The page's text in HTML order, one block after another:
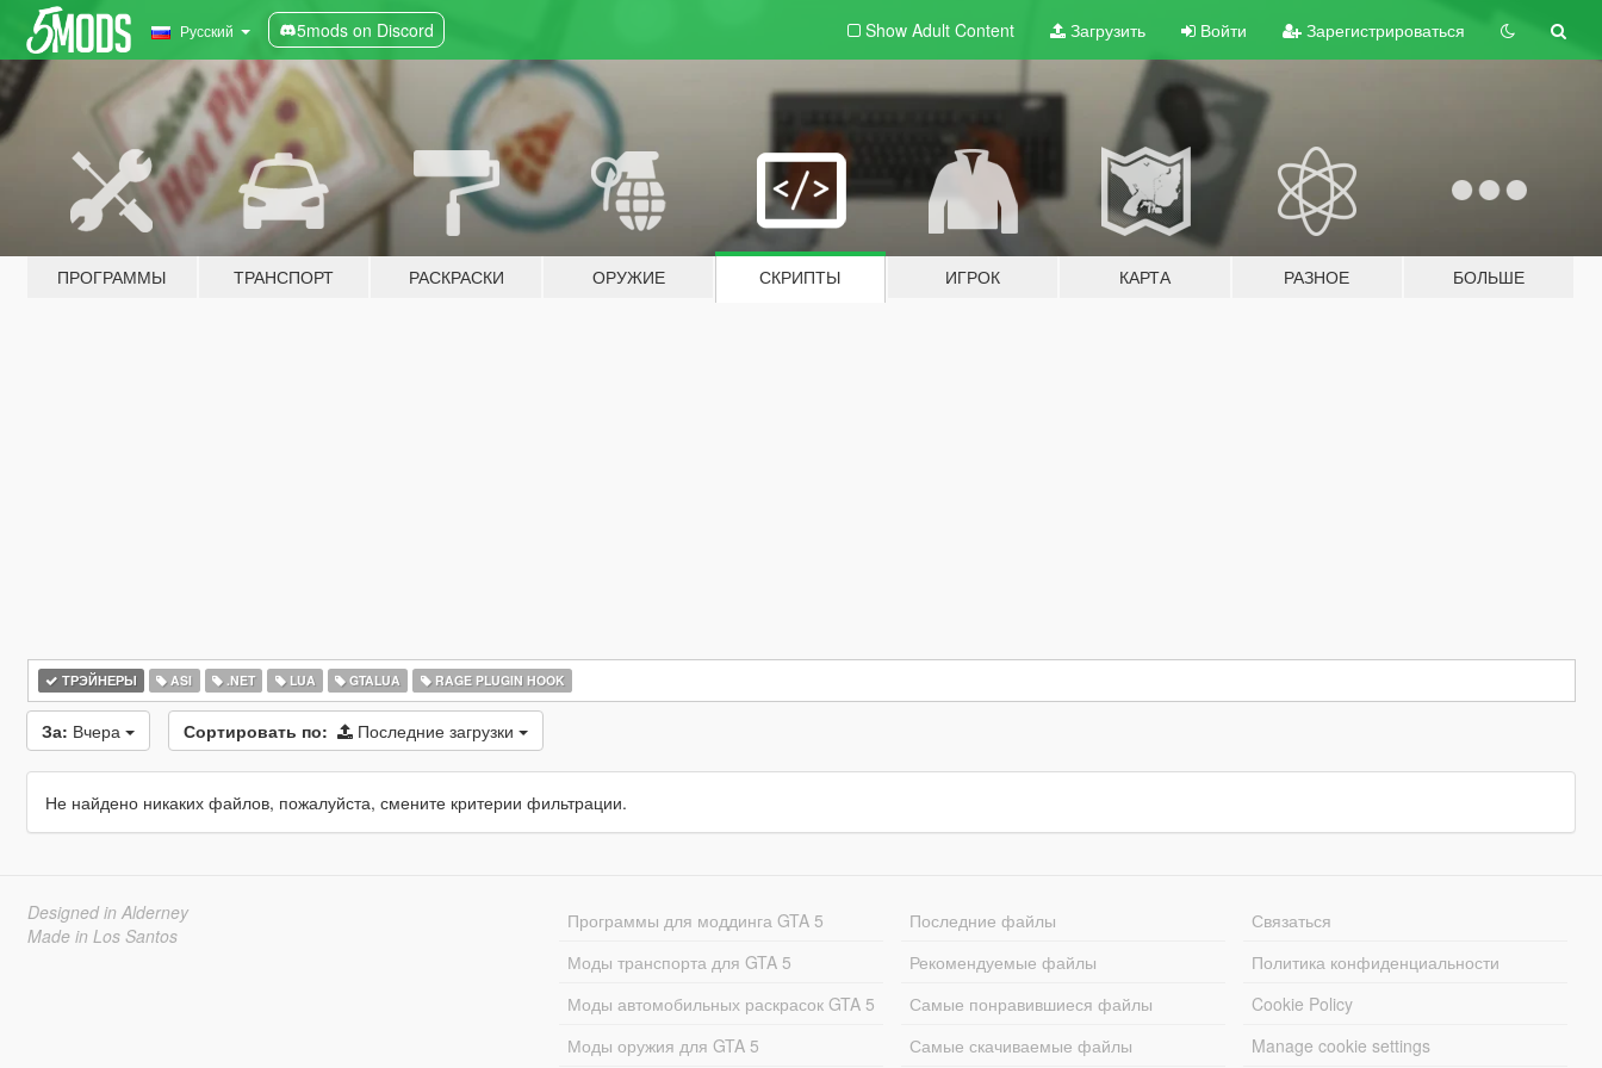
Русский 5mods on Discord Show Adult Content Загрузить Войти Зарегистрироваться
ПРОГРАММЫ ТРАНСПОРТ РАСКРАСКИ ОРУЖИЕ СКРИПТЫ ИГРОК КАРТА РАЗНОЕ БОЛЬШЕ
ТРЭЙНЕРЫ ASI .NET LUA GTALUA RAGE PLUGIN HOOK
За: Вчера Сортировать по: Последние загрузки
Не найдено никаких файлов, пожалуйста, смените критерии фильтрации.
Designed in Alderney
Made in Los Santos
Программы для моддинга GTA 5
Моды транспорта для GTA 5
Моды автомобильных раскрасок GTA 5
Моды оружия для GTA 5
Последние файлы
Рекомендуемые файлы
Самые понравившиеся файлы
Самые скачиваемые файлы
Связаться
Политика конфиденциальности
Cookie Policy
Manage cookie settings